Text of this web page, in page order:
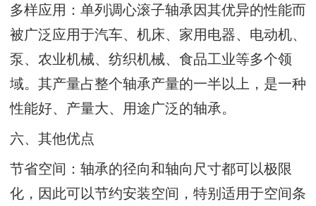
多样应用：单列调心滚子轴承因其优异的性能而
被广泛应用于汽车、机床、家用电器、电动机、
泵、农业机械、纺织机械、食品工业等多个领
域。其产量占整个轴承产量的一半以上，是一种
性能好、产量大、用途广泛的轴承。
六、其他优点
节省空间：轴承的径向和轴向尺寸都可以极限
化，因此可以节约安装空间，特别适用于空间条